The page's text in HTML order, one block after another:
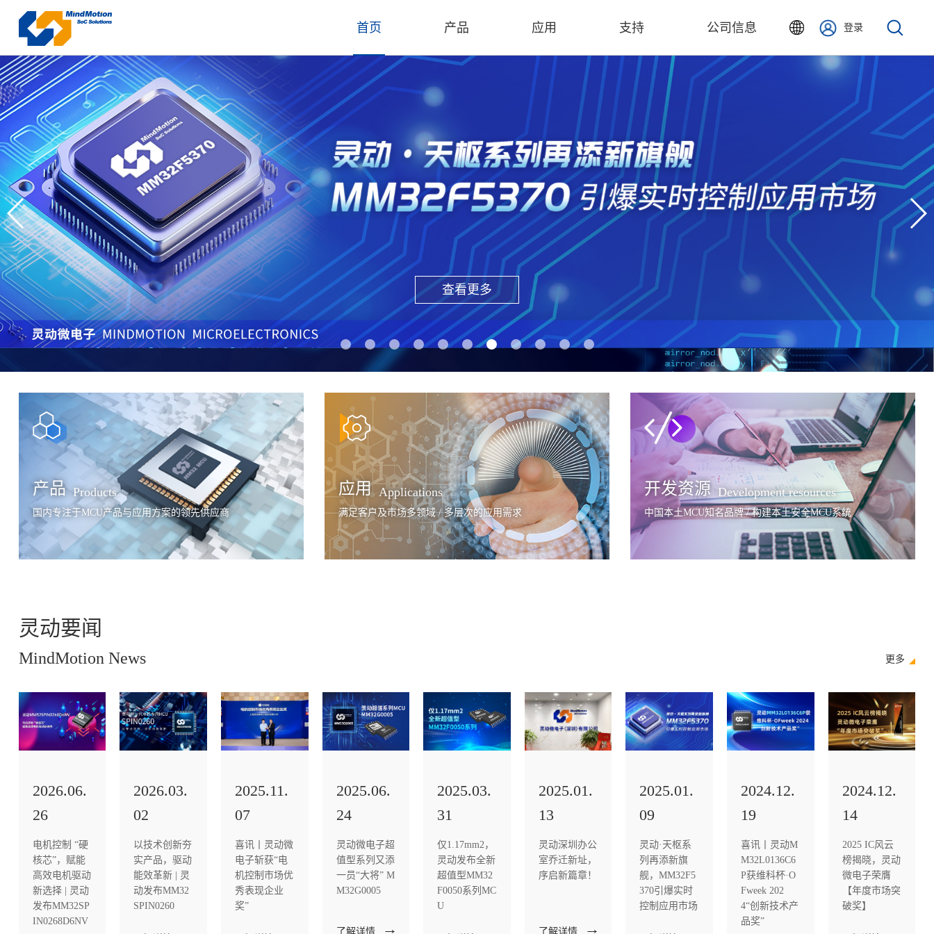
首页 产品 应用 支持 公司信息 登录
查看更多
查看更多
查看更多
查看更多
查看更多
查看更多
查看更多
查看更多
查看更多
查看更多
查看更多
产品 Products
国内专注于MCU产品与应用方案的领先供应商
应用 Applications
满足客户及市场多领域 / 多层次的应用需求
开发资源 Development resources
中国本土MCU知名品牌 / 构建本土安全MCU系统
灵动要闻
MindMotion News 更多
2026.06.
26
电机控制 “硬
核芯”，赋能
高效电机驱动
新选择 | 灵动
发布MM32SP
IN0268D6NV
2026.03.
02
以技术创新夯
实产品，驱动
能效革新 | 灵
动发布MM32
SPIN0260
2025.11.
07
喜讯丨灵动微
电子斩获“电
机控制市场优
秀表现企业
奖”
2025.06.
24
灵动微电子超
值型系列又添
一员“大将” M
M32G0005
了解详情
2025.03.
31
仅1.17mm2，
灵动发布全新
超值型MM32
F0050系列MC
U
2025.01.
13
灵动深圳办公
室乔迁新址，
序启新篇章！
了解详情
2025.01.
09
灵动·天枢系
列再添新旗
舰，MM32F5
370引爆实时
控制应用市场
2024.12.
19
喜讯丨灵动M
M32L0136C6
P获维科杯·O
Fweek 202
4“创新技术产
品奖”
2024.12.
14
2025 IC风云
榜揭晓，灵动
微电子荣膺
【年度市场突
破奖】